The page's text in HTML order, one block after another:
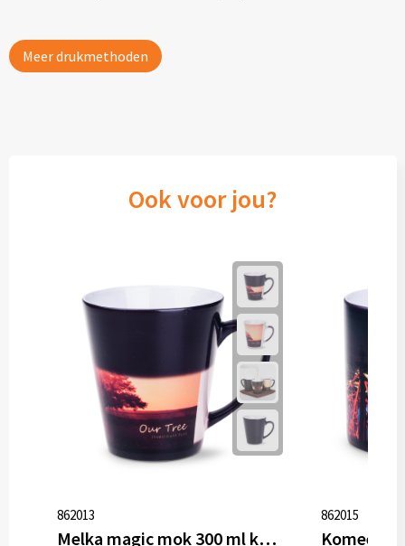
Meer drukmethoden
Ook voor jou?
862013
Melka magic mok 300 ml keramiek
862015